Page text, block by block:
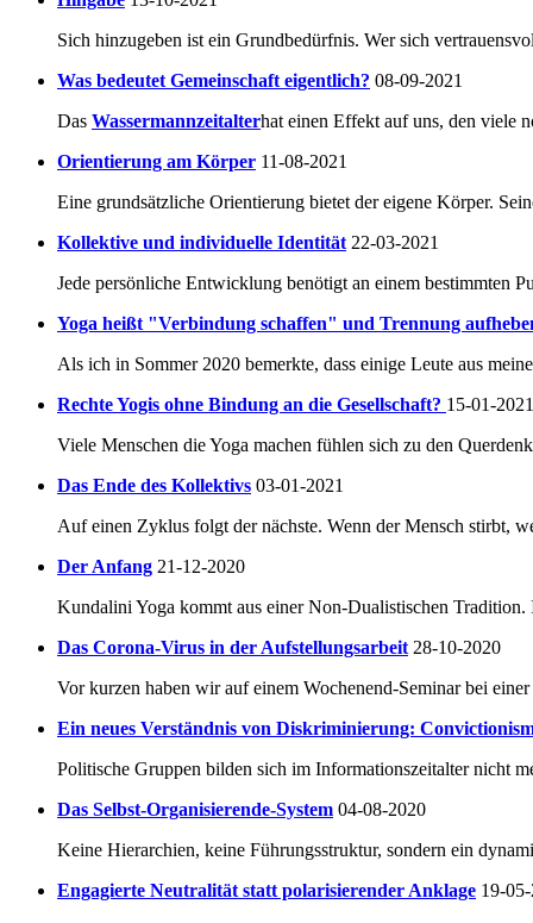
Sich hinzugeben ist ein Grundbedürfnis. Wer sich
Was bedeutet Gemeinschaft eigentlich? 08-09-2021
Das Wassermannzeitalterhat einen Effekt auf uns, den viele
Orientierung am Körper 11-08-2021
Eine grundsätzliche Orientierung bietet der eigene Körper.
Kollektive und individuelle Identität 22-03-2021
Jede persönliche Entwicklung benötigt an einem bestimmten
Yoga heißt "Verbindung schaffen" und Trennung
Als ich in Sommer 2020 bemerkte, dass einige Leute aus
Rechte Yogis ohne Bindung an die Gesellschaft? 15-01-2021
Viele Menschen die Yoga machen fühlen sich zu den
Das Ende des Kollektivs 03-01-2021
Auf einen Zyklus folgt der nächste. Wenn der Mensch stirbt,
Der Anfang 21-12-2020
Kundalini Yoga kommt aus einer Non-Dualistischen
Das Corona-Virus in der Aufstellungsarbeit 28-10-2020
Vor kurzen haben wir auf einem Wochenend-Seminar bei
Ein neues Verständnis von Diskriminierung:
Politische Gruppen bilden sich im Informationszeitalter nicht
Das Selbst-Organisierende-System 04-08-2020
Keine Hierarchien, keine Führungsstruktur, sondern ein
Engagierte Neutralität statt polarisierender Anklage 19-